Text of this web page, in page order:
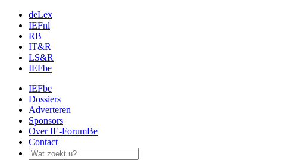
deLex
IEFnl
RB
IT&R
LS&R
IEFbe
IEFbe
Dossiers
Adverteren
Sponsors
Over IE-ForumBe
Contact